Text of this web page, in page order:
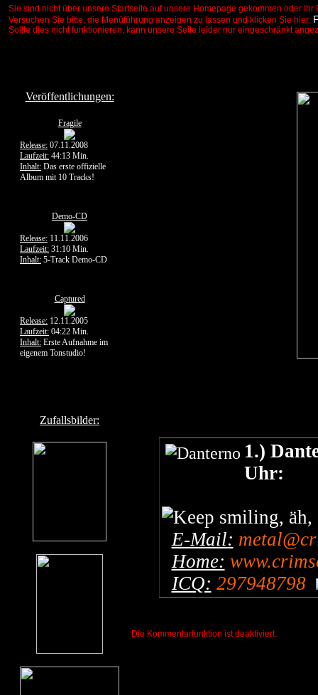
Sie sind nicht über unsere Startseite auf unsere Homepage gekommen oder
Versuchen Sie bitte, die Menüführung anzeigen zu lassen und klicken Sie hier:
Sollte dies nicht funktionieren, kann unsere Seite leider nur eingeschränkt
Veröffentlichungen:
Fragile
Release: 07.11.2008
Laufzeit: 44:13 Min.
Inhalt: Das erste offizielle
Album mit 10 Tracks!
Demo-CD
Release: 11.11.2006
Laufzeit: 31:10 Min.
Inhalt: 5-Track Demo-CD
Captured
Release: 12.11.2005
Laufzeit: 04:22 Min.
Inhalt: Erste Aufnahme im
eigenem Tonstudio!
Zufallsbilder:
1.)
Uhr:
,
E-Mail:
Home:
ICQ: 297948798
Die Kommentarfunktion ist deaktiviert.